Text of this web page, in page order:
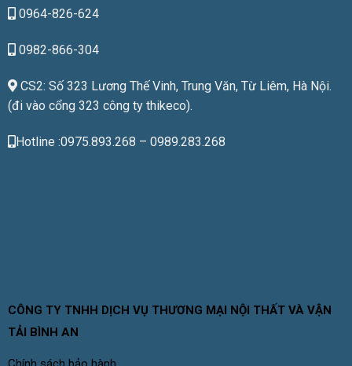
0964-826-624
0982-866-304
CS2: Số 323 Lương Thế Vinh, Trung Văn, Từ Liêm, Hà Nội.
(đi vào cổng 323 công ty thikeco).
Hotline :0975.893.268 – 0989.283.268
CÔNG TY TNHH DỊCH VỤ THƯƠNG MẠI NỘI THẤT VÀ VẬN
TẢI BÌNH AN